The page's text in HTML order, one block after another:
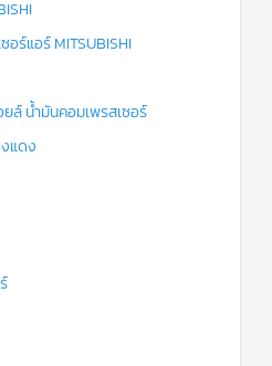
อร์แอร์ MITSUBISHI
ล์ น้ำมันคอมเพรสเซอร์
แดง